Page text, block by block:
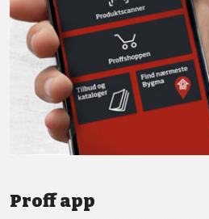
Proff app